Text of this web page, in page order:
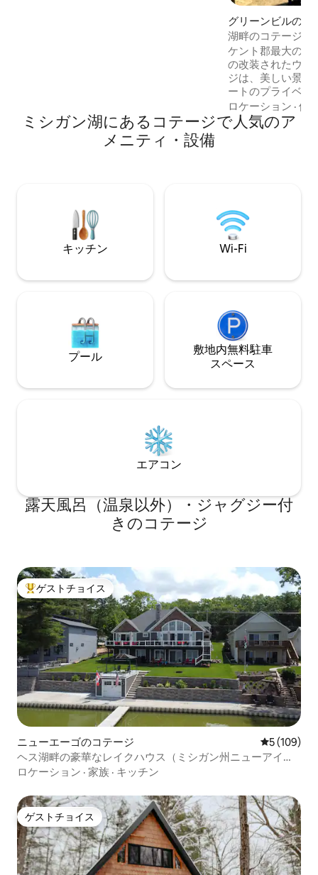
バルがあるセントジョセフ。
グリーンビルのコ
湖畔のコテージ（
パドルボート付き
ケント郡最大の湖
の改装されたウォ
ジは、美しい景
ートのプライベー
す。 スワンコテージには、18フィートの
ポンツーン、カヤ
ト、ドック（天気
ンドステークをご
た、予約時の合計
ト料金が含まれて
ロケーション ·価
ミシガン湖にあるコテージで人気のア
メニティ・設備
キッチン Wi-Fi
プール
敷地内無料駐⁠車
ス⁠ペ⁠ー⁠ス
エアコン
露天風呂（温泉以外）・ジャグジー付
きのコテージ
大好評のゲストチョイスです。
ゲストチョイス
ニューエーゴのコテージ レビュー
5 (109)
ヘス湖畔の豪華なレイクハウス（ミシガン州ニューアイ
ゴ）
ロケーション · 家族 · キッチン
ゲストチョイス
ゲストチョイス